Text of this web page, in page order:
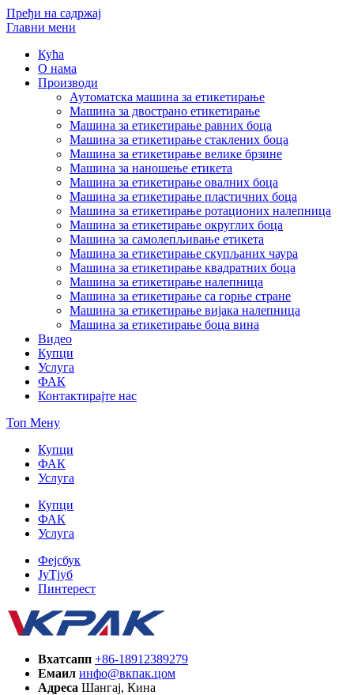
Пређи на садржај
Главни мени
Кућа
О нама
Производи
Аутоматска машина за етикетирање
Машина за двострано етикетирање
Машина за етикетирање равних боца
Машина за етикетирање стаклених боца
Машина за етикетирање велике брзине
Машина за наношење етикета
Машина за етикетирање овалних боца
Машина за етикетирање пластичних боца
Машина за етикетирање ротационих налепница
Машина за етикетирање округлих боца
Машина за самолепљивање етикета
Машина за етикетирање скупљаних чаура
Машина за етикетирање квадратних боца
Машина за етикетирање налепница
Машина за етикетирање са горње стране
Машина за етикетирање вијака налепница
Машина за етикетирање боца вина
Видео
Купци
Услуга
ФАК
Контактирајте нас
Топ Мену
Купци
ФАК
Услуга
Купци
ФАК
Услуга
Фејсбук
ЈуТјуб
Пинтерест
Вхатсапп +86-18912389279
Емаил инфо@вкпак.цом
Адреса Шангај, Кина